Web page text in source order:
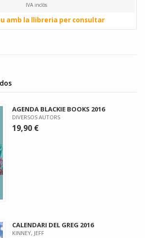
IVA inclòs
amb la llibreria per consultar
AGENDA BLACKIE BOOKS 2016
DIVERSOS AUTORS
19,90 €
CALENDARI DEL GREG 2016
KINNEY, JEFF